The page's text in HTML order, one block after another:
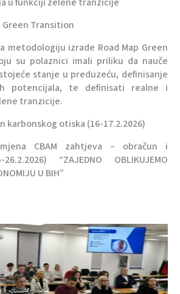
u funkciji zelene tranzicije
Green Transition
metodologiju izrade Road Map Green
su polaznici imali priliku da nauče
stanje u preduzeću, definisanje
potencijala, te definisati realne i
tranzicije.
karbonskog otiska (16-17.2.2026)
CBAM zahtjeva – obračun i
“ZAJEDNO OBLIKUJEMO
U BIH”